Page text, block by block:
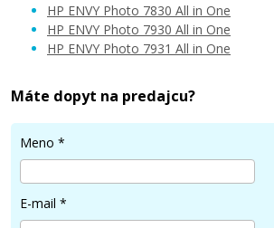
Originálna náplň HP č. 303XL
Originálna náplň
HP ENVY Photo 7830 All in One
HP ENVY Photo 7930 All in One
HP ENVY Photo 7931 All in One
Máte dopyt na predajcu?
Meno *
E-mail *